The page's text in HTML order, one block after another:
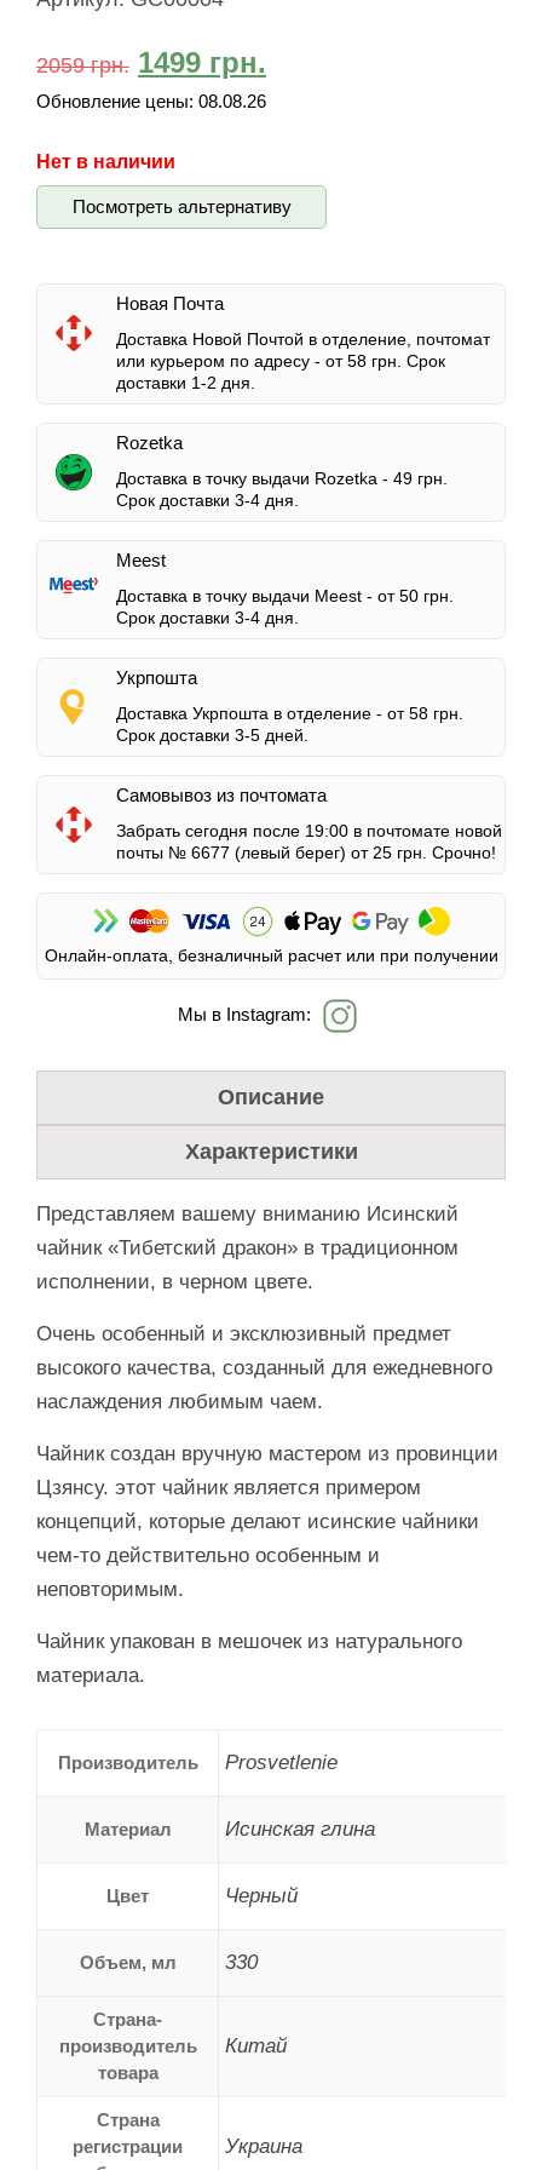
2059грн. 1499 грн.
Обновление цены: 08.08.26
Нет в наличии
Посмотреть альтернативу
Новая Почта
Доставка Новой Почтой в отделение, почтомат
или курьером по адресу - от 58 грн. Срок
доставки 1-2 дня.
Rozetka
Доставка в точку выдачи Rozetka - 49 грн.
Срок доставки 3-4 дня.
Meest
Доставка в точку выдачи Meest - от 50 грн.
Срок доставки 3-4 дня.
Укрпошта
Доставка Укрпошта в отделение - от 58 грн.
Срок доставки 3-5 дней.
Самовывоз из почтомата
Забрать сегодня после 19:00 в почтомате новой
почты № 6677 (левый берег) от 25 грн. Срочно!
Онлайн-оплата, безналичный расчет или при получении
Мы в Instagram:
Описание
Характеристики
Представляем вашему вниманию Исинский
чайник «Тибетский дракон» в традиционном
исполнении, в черном цвете.
Очень особенный и эксклюзивный предмет
высокого качества, созданный для ежедневного
наслаждения любимым чаем.
Чайник создан вручную мастером из провинции
Цзянсу. этот чайник является примером
концепций, которые делают исинские чайники
чем-то действительно особенным и
неповторимым.
Чайник упакован в мешочек из натурального
материала.
Производитель Prosvetlenie
Материал Исинская глина
Цвет Черный
Объем, мл 330
Страна-
производитель
товара
Китай
Страна
регистрации
Украина